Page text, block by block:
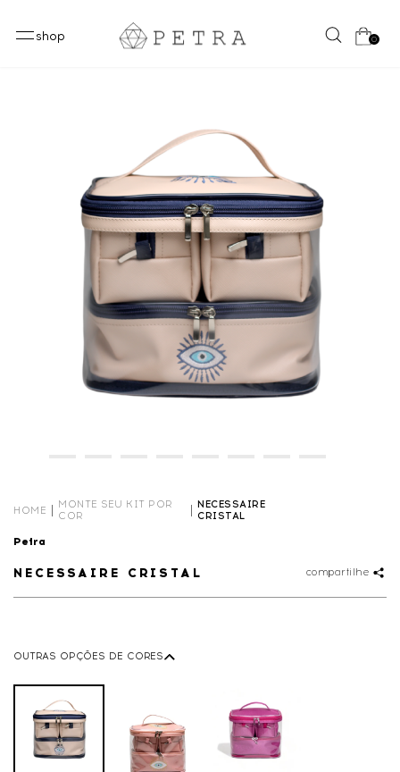
shop 0
HOME
MONTE SEU KIT POR
COR
NECESSAIRE
CRISTAL
Petra
NECESSAIRE CRISTAL compartilhe
OUTRAS OPÇÕES DE CORES